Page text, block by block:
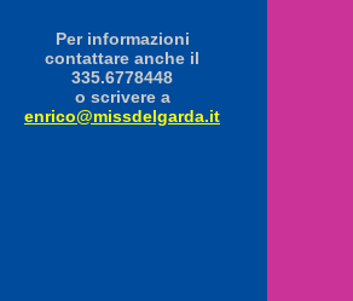
Per informazioni
contattare anche il
335.6778448
o scrivere a
enrico@missdelgarda.it